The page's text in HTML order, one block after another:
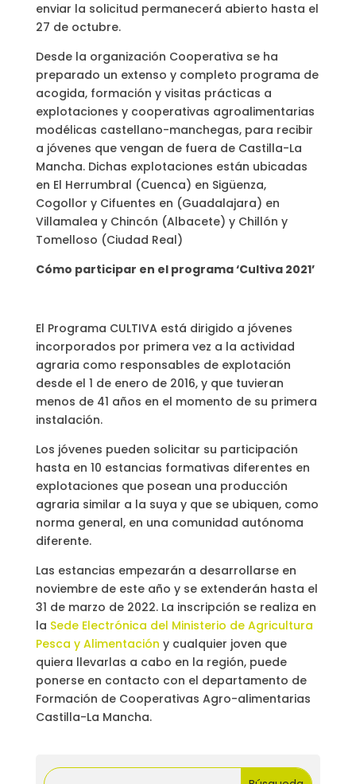
enviar la solicitud permanecerá abierto hasta el
27 de octubre.
Desde la organización Cooperativa se ha
preparado un extenso y completo programa de
acogida, formación y visitas prácticas a
explotaciones y cooperativas agroalimentarias
modélicas castellano-manchegas, para recibir
a jóvenes que vengan de fuera de Castilla-La
Mancha. Dichas explotaciones están ubicadas
en El Herrumbral (Cuenca) en Sigüenza,
Cogollor y Cifuentes en (Guadalajara) en
Villamalea y Chincón (Albacete) y Chillón y
Tomelloso (Ciudad Real)
Cómo participar en el programa ‘Cultiva 2021’
El Programa CULTIVA está dirigido a jóvenes
incorporados por primera vez a la actividad
agraria como responsables de explotación
desde el 1 de enero de 2016, y que tuvieran
menos de 41 años en el momento de su primera
instalación.
Los jóvenes pueden solicitar su participación
hasta en 10 estancias formativas diferentes en
explotaciones que posean una producción
agraria similar a la suya y que se ubiquen, como
norma general, en una comunidad autónoma
diferente.
Las estancias empezarán a desarrollarse en
noviembre de este año y se extenderán hasta el
31 de marzo de 2022. La inscripción se realiza en
la Sede Electrónica del Ministerio de Agricultura
Pesca y Alimentación y cualquier joven que
quiera llevarlas a cabo en la región, puede
ponerse en contacto con el departamento de
Formación de Cooperativas Agro-alimentarias
Castilla-La Mancha.